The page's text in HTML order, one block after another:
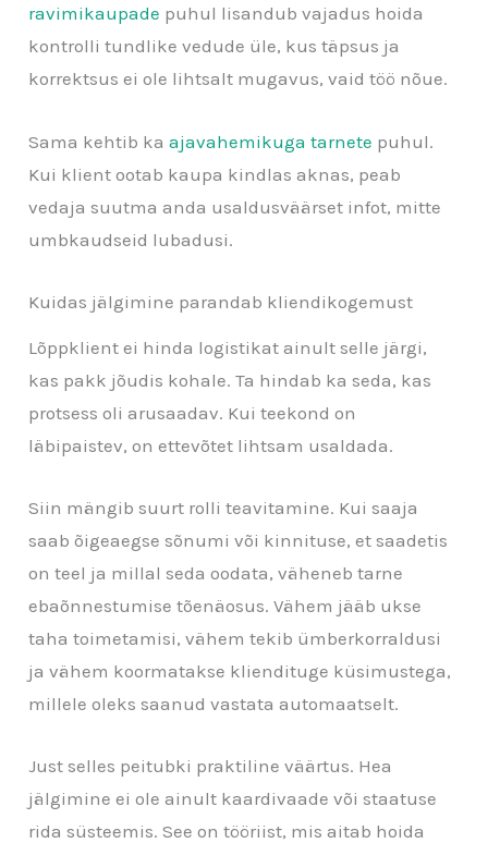
ravimikaupade puhul lisandub vajadus hoida
kontrolli tundlike vedude üle, kus täpsus ja
korrektsus ei ole lihtsalt mugavus, vaid töö nõue.
Sama kehtib kaajavahemikuga tarnete puhul.
Kui klient ootab kaupa kindlas aknas, peab
vedaja suutma anda usaldusväärset infot, mitte
umbkaudseid lubadusi.
Kuidas jälgimine parandab kliendikogemust
Lõppklient ei hinda logistikat ainult selle järgi,
kas pakk jõudis kohale. Ta hindab ka seda, kas
protsess oli arusaadav. Kui teekond on
läbipaistev, on ettevõtet lihtsam usaldada.
Siin mängib suurt rolli teavitamine. Kui saaja
saab õigeaegse sõnumi või kinnituse, et saadetis
on teel ja millal seda oodata, väheneb tarne
ebaõnnestumise tõenäosus. Vähem jääb ukse
taha toimetamisi, vähem tekib ümberkorraldusi
ja vähem koormatakse kliendituge küsimustega,
millele oleks saanud vastata automaatselt.
Just selles peitubki praktiline väärtus. Hea
jälgimine ei ole ainult kaardivaade või staatuse
rida süsteemis. See on tööriist, mis aitab hoida